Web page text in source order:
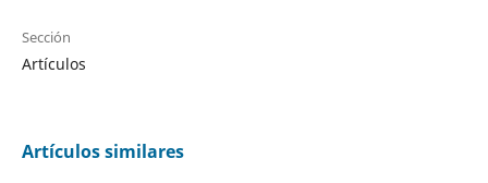
Sección
Artículos
Artículos similares